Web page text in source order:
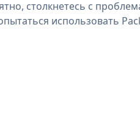
столкнетесь с
использовать